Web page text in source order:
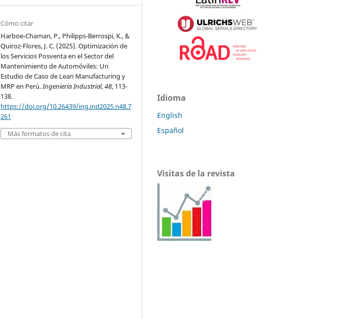
Cómo citar
Harboe-Chaman, P., Philipps-Berrospi, K., &
Quiroz-Flores, J. C. (2025). Optimización de
los Servicios Posventa en el Sector del
Mantenimiento de Automóviles: Un
Estudio de Caso de Lean Manufacturing y
MRP en Perú.Ingeniería Industrial,48, 113-
138.
https://doi.org/10.26439/ing.ind2025.n48.7
261
Más formatos de cita
Idioma
English
Español
Visitas de la revista